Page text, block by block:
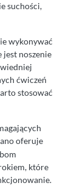
suchości,
wykonywać
jest noszenie
ćwiczeń
stosować
oferuje
które